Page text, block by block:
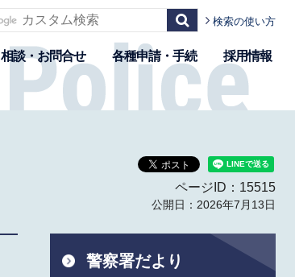
検索の使い方
相談・お問合せ 各種申請・手続 採用情報
ページID：15515
公開日：2026年7月13日
警察署だより